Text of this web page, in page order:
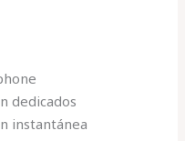
dedicados
instantánea